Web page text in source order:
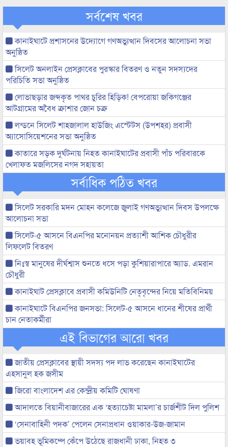
সর্বশেষ খবর
কানাইঘাটে প্রশাসনের উদ্যোগে গণঅভ্যুত্থান দিবসের আলোচনা সভা
অনুষ্ঠিত
সিলেট অনলাইন প্রেসক্লাবের পুরস্কার বিতরণ ও নতুন সদস্যদের
পরিচিতি সভা অনুষ্ঠিত
লোভাছড়ার জব্দকৃত পাথর চুরির হিড়িক! বেপরোয়া জকিগঞ্জের
আটগ্রামের অবৈধ ক্রাশার জোন চক্র
লন্ডনে সিলেট শাহজালাল হাউজিং এস্টেটস (উপশহর) প্রবাসী
অ্যাসোসিয়েশনের সভা অনুষ্ঠিত
কাতারে সড়ক দুর্ঘটনায় নিহত কানাইঘাটের প্রবাসী পাঁচ পরিবারকে
খেলাফত মজলিসের নগদ সহায়তা
সর্বাধিক পঠিত খবর
সিলেট সরকারি মদন মোহন কলেজে জুলাই গণঅভ্যুত্থান দিবস উপলক্ষে
আলোচনা সভা
সিলেট-৫ আসনে বিএনপির মনোনয়ন প্রত্যাশী আশিক চৌধুরীর
লিফলেট বিতরণ
নিঃস্ব মানুষের দীর্ঘশ্বাস শুনতে ধসে পড়া কুশিয়ারাপারে অ্যাড. এমরান
চৌধুরী
কানাইঘাট প্রেসক্লাবে প্রবাসী কমিউনিটি নেতৃবৃন্দের নিয়ে মতিবিনিময়
কানাইঘাটে বিএনপির জনসভা: সিলেট-৫ আসনে ধানের শীষের প্রার্থী
চান নেতাকর্মীরা
এই বিভাগের আরো খবর
জাতীয় প্রেসক্লাবের স্থায়ী সদস্য পদ লাভ করেছেন কানাইঘাটের
এহসানুল হক জসীম
জিরো বাংলাদেশ এর কেন্দ্রীয় কমিটি ঘোষণা
আদালতে বিয়ানীবাজারের এক ‘হত্যাচেষ্টা মামলা’র চার্জশীট দিল পুলিশ
‘সেনাবাহিনী পদক’ পেলেন সেনাপ্রধান ওয়াকার-উজ-জামান
ভয়াবহ ভূমিকম্পে কেঁপে উঠেছে রাজধানী ঢাকা, নিহত ৩